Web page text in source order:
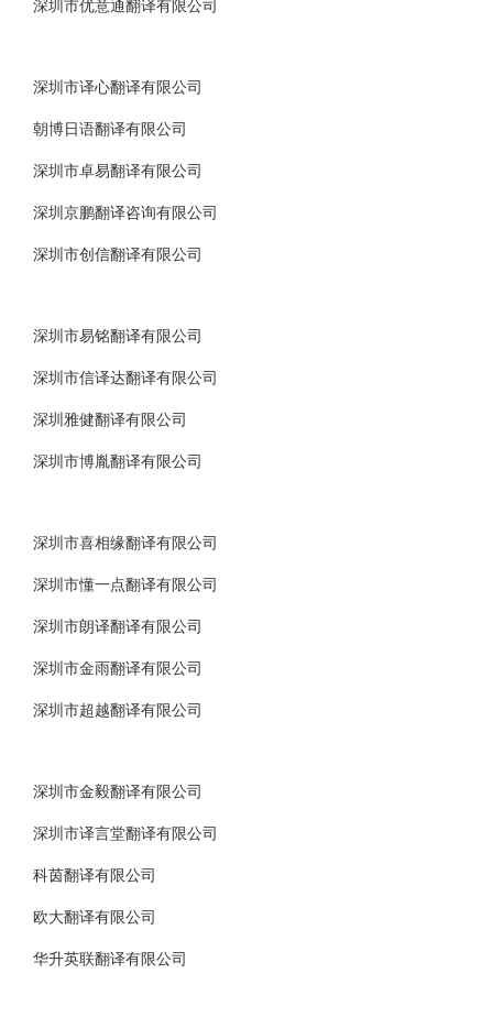
深圳市优意通翻译有限公司
深圳市译心翻译有限公司
朝博日语翻译有限公司
深圳市卓易翻译有限公司
深圳京鹏翻译咨询有限公司
深圳市创信翻译有限公司
深圳市易铭翻译有限公司
深圳市信译达翻译有限公司
深圳雅健翻译有限公司
深圳市博胤翻译有限公司
深圳市喜相缘翻译有限公司
深圳市懂一点翻译有限公司
深圳市朗译翻译有限公司
深圳市金雨翻译有限公司
深圳市超越翻译有限公司
深圳市金毅翻译有限公司
深圳市译言堂翻译有限公司
科茵翻译有限公司
欧大翻译有限公司
华升英联翻译有限公司